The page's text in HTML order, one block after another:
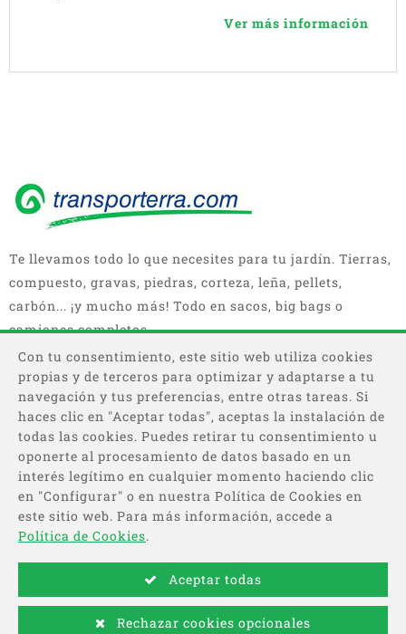
Ver más información
Te llevamos todo lo que necesites para tu jardín. Tierras,
compuesto, gravas, piedras, corteza, leña, pellets,
carbón... ¡y mucho más! Todo en sacos, big bags o
camiones completos.
Categorías
Información
Con tu consentimiento, este sitio web utiliza cookies
propias y de terceros para optimizar y adaptarse a tu
navegación y tus preferencias, entre otras tareas. Si
haces clic en "Aceptar todas", aceptas la instalación de
todas las cookies. Puedes retirar tu consentimiento u
oponerte al procesamiento de datos basado en un
interés legítimo en cualquier momento haciendo clic
en "Configurar" o en nuestra Política de Cookies en
este sitio web. Para más información, accede a
Política de Cookies.
Aceptar todas
Rechazar cookies opcionales